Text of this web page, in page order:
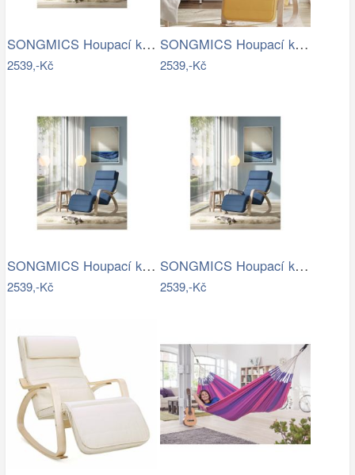
SONGMICS Houpací křeslo polstrované…
2539,-Kč
SONGMICS Houpací křeslo polstrované…
2539,-Kč
SONGMICS Houpací křeslo polstrované…
2539,-Kč
SONGMICS Houpací křeslo polstrované…
2539,-Kč